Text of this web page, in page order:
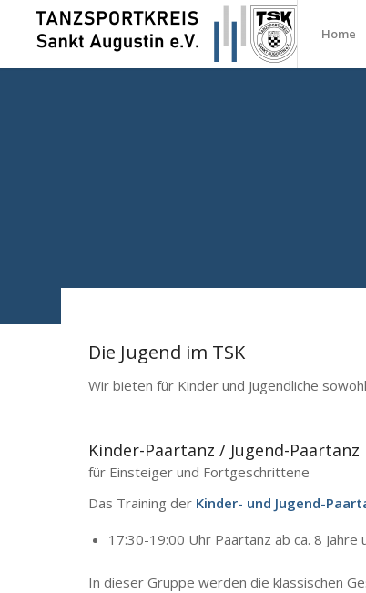
Home
Die Jugend im TSK
Wir bieten für Kinder und Jugendliche
Kinder-Paartanz / Jugend-Paartanz
für Einsteiger und Fortgeschrittene
Das Training der Kinder- und Jugend-
17:30-19:00 Uhr Paartanz ab ca. 8
In dieser Gruppe werden die klassischen